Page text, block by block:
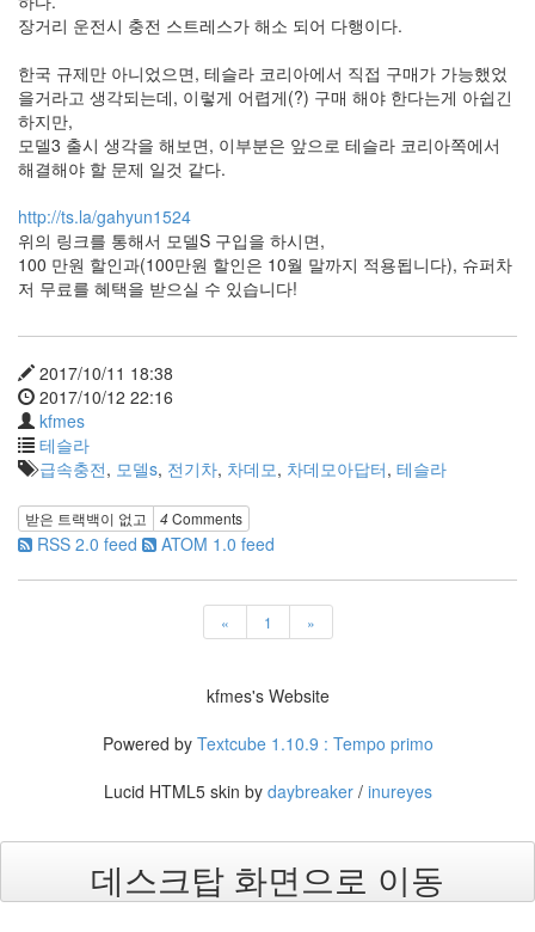
장거리 운전시 충전 스트레스가 해소 되어 다행이다.
한국 규제만 아니었으면, 테슬라 코리아에서 직접 구매가 가능했었
을거라고 생각되는데, 이렇게 어렵게(?) 구매 해야 한다는게 아쉽긴
하지만,
모델3 출시 생각을 해보면, 이부분은 앞으로 테슬라 코리아쪽에서
해결해야 할 문제 일것 같다.
http://ts.la/gahyun1524
위의 링크를 통해서 모델S 구입을 하시면,
100 만원 할인과(100만원 할인은 10월 말까지 적용됩니다), 슈퍼차
저 무료를 혜택을 받으실 수 있습니다!
2017/10/11 18:38
2017/10/12 22:16
kfmes
테슬라
급속충전, 모델s, 전기차, 차데모, 차데모아답터, 테슬라
받은 트랙백이 없고 4Comments
RSS 2.0 feed ATOM 1.0 feed
« 1 »
kfmes's Website
Powered by Textcube 1.10.9 : Tempo primo
Lucid HTML5 skin by daybreaker/ inureyes
데스크탑 화면으로 이동